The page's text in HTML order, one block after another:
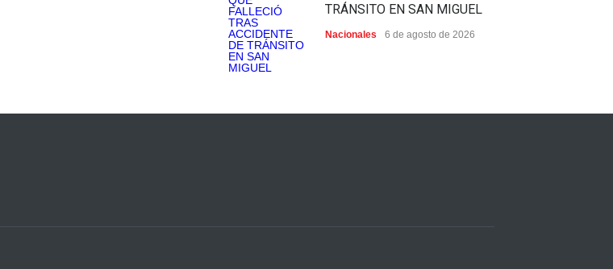
TRÁNSITO EN SAN MIGUEL
Nacionales 6 de agosto de 2026